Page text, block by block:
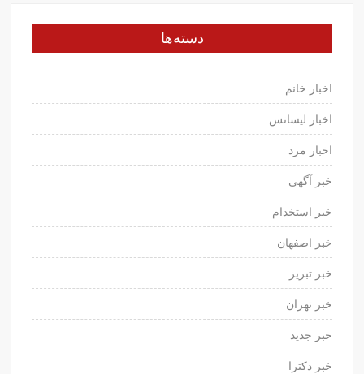
دسته‌ها
اخبار خانم
اخبار لیسانس
اخبار مرد
خبر آگهی
خبر استخدام
خبر اصفهان
خبر تبریز
خبر تهران
خبر جدید
خبر دکترا